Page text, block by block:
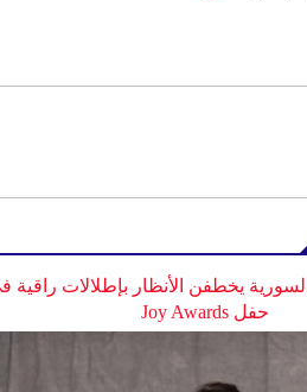
يخطفن الأنظار بإطلالات راقية
حفل Joy Awards